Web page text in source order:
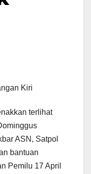
terlihat
ASN, Satpol
bantuan
Pemilu 17 April